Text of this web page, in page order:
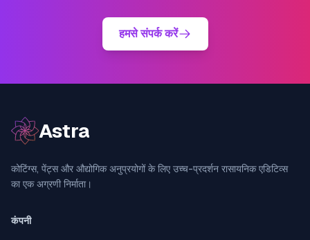
हमसे संपर्क करें
Astra
कोटिंग्स, पेंट्स और औद्योगिक अनुप्रयोगों के लिए उच्च-प्रदर्शन रासायनिक एडिटिव्स
का एक अग्रणी निर्माता।
कंपनी